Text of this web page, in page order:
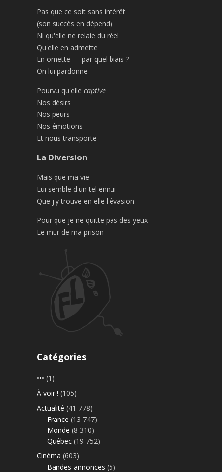
Pas que ce soit sans intérêt
(son succès en dépend)
Ni qu'elle ne relaie du réel
Qu'elle en admette
En omette — par quel biais ?
On lui pardonne
Pourvu qu'elle captive
Nos désirs
Nos peurs
Nos émotions
Et nous transporte
La Diversion
Mais que ma vie
Lui semble d'un tel ennui
Que j'y trouve en elle l'évasion
Pour que je ne quitte pas des yeux
Le mur de ma prison
Catégories
••• (1)
À voir ! (105)
Actualité (41 778)
France (13 747)
Monde (8 310)
Québec (19 752)
Cinéma (603)
Bandes-annonces (5)